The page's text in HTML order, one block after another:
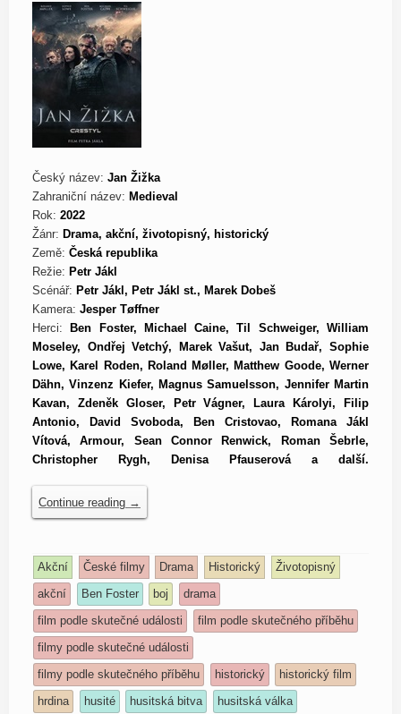
Český název: Jan Žižka
Zahraniční název: Medieval
Rok: 2022
Žánr: Drama, akční, životopisný, historický
Země: Česká republika
Režie: Petr Jákl
Scénář: Petr Jákl, Petr Jákl st., Marek Dobeš
Kamera: Jesper Tøffner
Herci:
Ben Foster, Michael Caine, Til Schweiger, William
Moseley, Ondřej Vetchý, Marek Vašut, Jan Budař, Sophie
Lowe, Karel Roden, Roland Møller, Matthew Goode, Werner
Dähn, Vinzenz Kiefer, Magnus Samuelsson, Jennifer Martin
Kavan, Zdeněk Gloser, Petr Vágner, Laura Károlyi, Filip
Antonio, David Svoboda, Ben Cristovao, Romana Jákl
Vítová, Armour, Sean Connor Renwick, Roman Šebrle,
Christopher Rygh, Denisa Pfauserová a další.
Continue reading →
Akční České filmy Drama Historický
Životopisný
akční
Ben Foster boj
drama
film podle skutečné události
film podle skutečného příběhu
filmy podle skutečné události
filmy podle skutečného příběhu
historický
historický film
hrdina
husité husitská bitva
husitská válka